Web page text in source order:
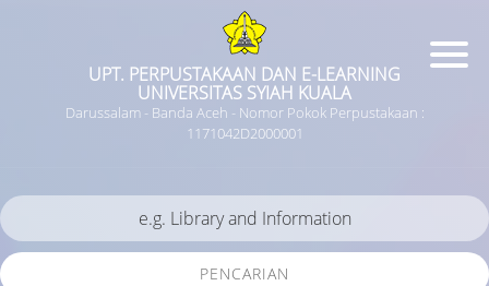
UPT. PERPUSTAKAAN DAN E-LEARNING
UNIVERSITAS SYIAH KUALA
Darussalam - Banda Aceh - Nomor Pokok Perpustakaan :
1171042D2000001
PENCARIAN